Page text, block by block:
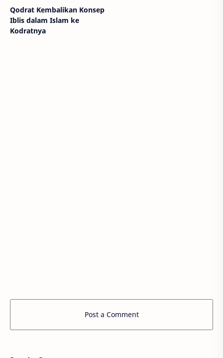
Qodrat Kembalikan Konsep
Iblis dalam Islam ke
Kodratnya
Post a Comment